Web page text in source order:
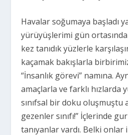
Havalar soğumaya başladı
yürüyüşlerimi gün
kez tanıdık yüzlerle
kaçamak bakışlarla
“İnsanlık görevi” namına.
amaçlarla ve farklı
sınıfsal bir doku oluşmuştu
gezenler sınıfı!” İçlerinde
tanıyanlar vardı. Belki onlar